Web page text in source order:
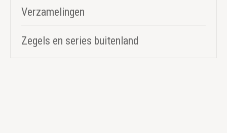
Verzamelingen
Zegels en series buitenland